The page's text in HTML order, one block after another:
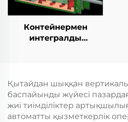
Контейнермен
интегралды
Қытайдан шыққан
баспайынды жүйесі
жиі тиімділіктер
автоматты қызметкерлік